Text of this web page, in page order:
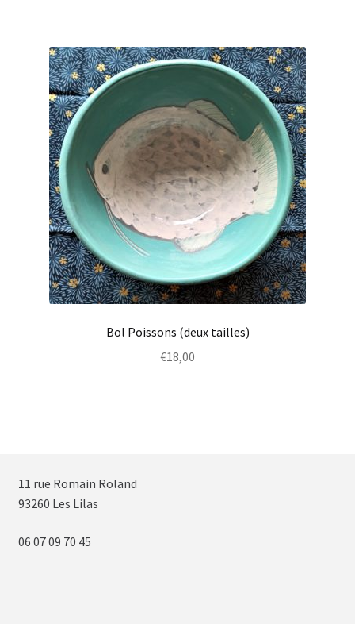
Bol Poissons (deux tailles)
€18,00
11 rue Romain Roland
93260 Les Lilas
06 07 09 70 45